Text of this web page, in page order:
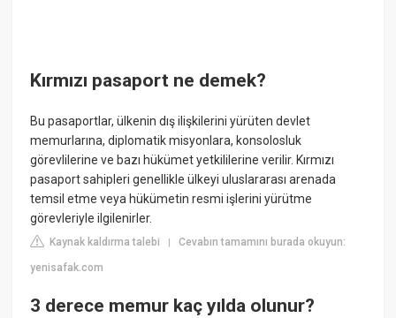
Kırmızı pasaport ne demek?
Bu pasaportlar, ülkenin dış ilişkilerini yürüten devlet
memurlarına, diplomatik misyonlara, konsolosluk
görevlilerine ve bazı hükümet yetkililerine verilir. Kırmızı
pasaport sahipleri genellikle ülkeyi uluslararası arenada
temsil etme veya hükümetin resmi işlerini yürütme
görevleriyle ilgilenirler.
Kaynak kaldırma talebi |Cevabın tamamını burada okuyun:
yenisafak.com
3 derece memur kaç yılda olunur?